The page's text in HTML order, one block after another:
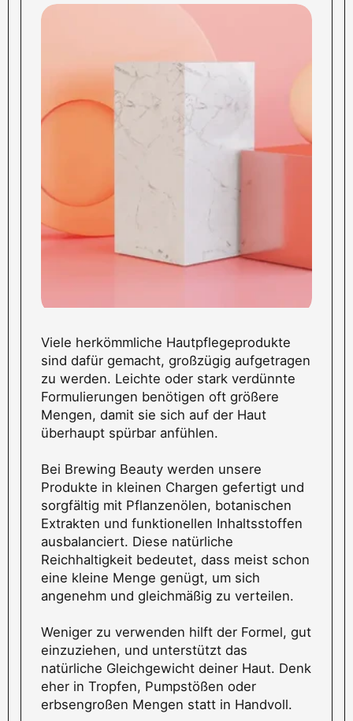
Vorbestellungen werden gemeinsam versendet
Google Pay, Klarna
Viele herkömmliche Hautpflegeprodukte
sind dafür gemacht, großzügig aufgetragen
zu werden. Leichte oder stark verdünnte
Formulierungen benötigen oft größere
Mengen, damit sie sich auf der Haut
überhaupt spürbar anfühlen.
Bei Brewing Beauty werden unsere
Produkte in kleinen Chargen gefertigt und
sorgfältig mit Pflanzenölen, botanischen
Extrakten und funktionellen Inhaltsstoffen
ausbalanciert. Diese natürliche
Reichhaltigkeit bedeutet, dass meist schon
eine kleine Menge genügt, um sich
angenehm und gleichmäßig zu verteilen.
Weniger zu verwenden hilft der Formel, gut
einzuziehen, und unterstützt das
natürliche Gleichgewicht deiner Haut. Denk
eher in Tropfen, Pumpstößen oder
erbsengroßen Mengen statt in Handvoll.